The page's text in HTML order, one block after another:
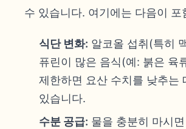
수 있습니다. 여기에는 다음이 포
식단 변화: 알코올 섭취(특히
퓨린이 많은 음식(예: 붉은 육
제한하면 요산 수치를 낮추는
있습니다.
수분 공급: 물을 충분히 마시